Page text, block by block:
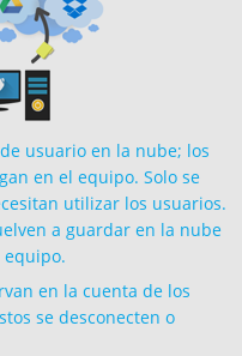
usuario en la nube; los
en el equipo. Solo se
utilizar los usuarios.
a guardar en la nube
equipo.
en la cuenta de los
se desconecten o